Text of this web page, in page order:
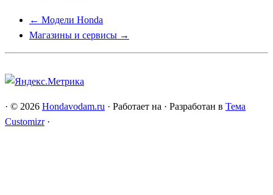
← Модели Honda
Магазины и сервисы →
· © 2026 Hondavodam.ru · Работает на · Разработан в Тема
Customizr ·